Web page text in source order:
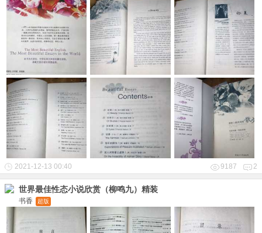
2021-12-13 00:40 9187 2
世界最佳性态小说欣赏（柳鸣九）精装
书香 超版